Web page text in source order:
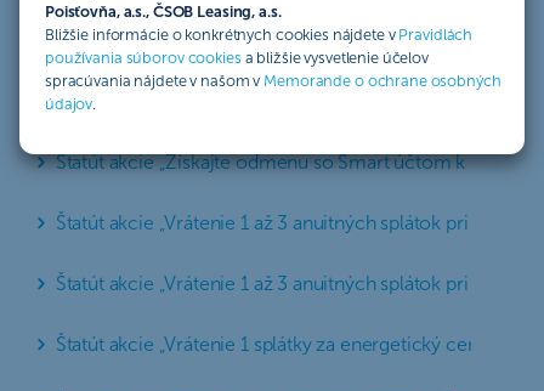
Poisťovňa, a.s., ČSOB Leasing, a.s.
Bližšie informácie o konkrétnych cookies nájdete v Pravidlách
používania súborov cookies a bližšie vysvetlenie účelov
spracúvania nájdete v našom v Memorande o ochrane osobných
údajov.
Štatút akcie „Vrátenie 1 splátky za energetický certifikát
Štatút akcie „Vrátenie 1 až 3 anuitných splátok pri
Štatút akcie „Získajte odmenu so Smart účtom k
Štatút akcie „Vrátenie 1 až 3 anuitných splátok pri
Štatút akcie „Vrátenie 1 až 3 anuitných splátok pri
Štatút akcie „Vrátenie 1 splátky za energetický certifikát